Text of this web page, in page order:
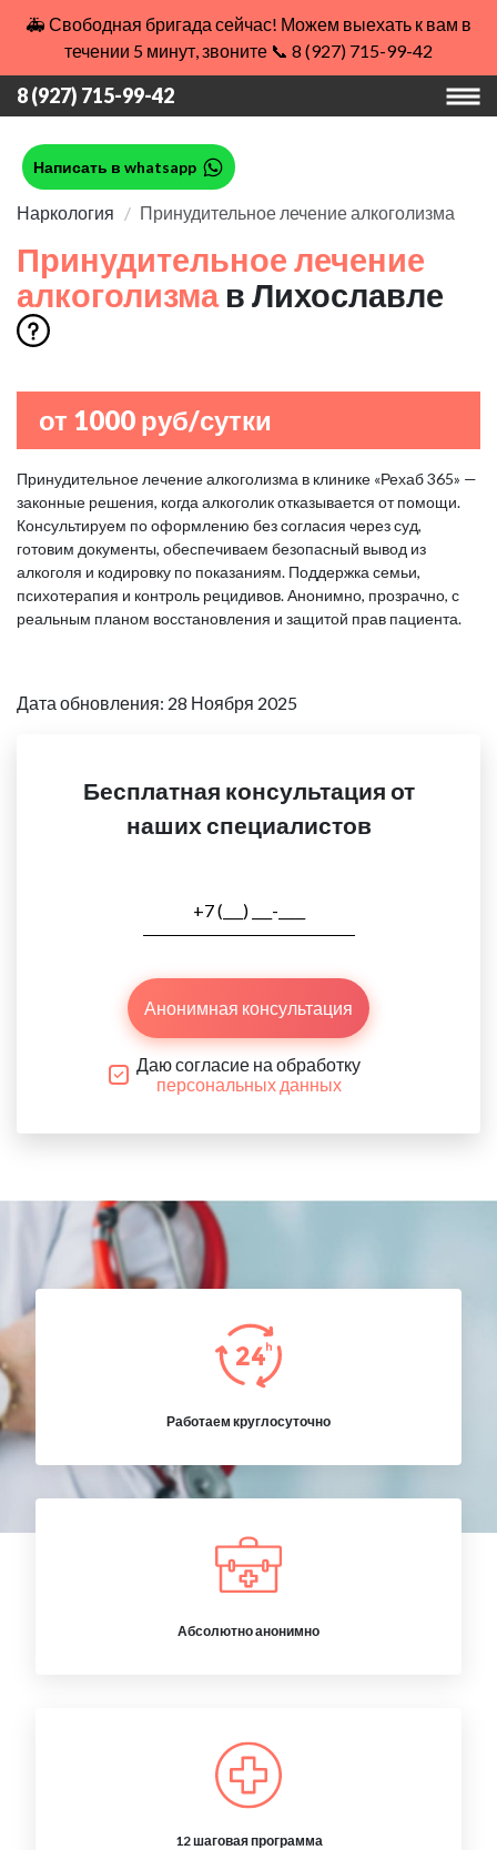
🚑 Свободная бригада сейчас! Можем выехать к вам в
течении 5 минут, звоните 📞 8 (927) 715-99-42
8 (927) 715-99-42
Написать в whatsapp
Наркология Принудительное лечение алкоголизма
Принудительное лечение
алкоголизма в Лихославле
от 1000 руб/сутки
Принудительное лечение алкоголизма в клинике «Рехаб 365» —
законные решения, когда алкоголик отказывается от помощи.
Консультируем по оформлению без согласия через суд,
готовим документы, обеспечиваем безопасный вывод из
алкоголя и кодировку по показаниям. Поддержка семьи,
психотерапия и контроль рецидивов. Анонимно, прозрачно, с
реальным планом восстановления и защитой прав пациента.
Дата обновления: 28 Ноября 2025
Бесплатная консультация от
наших специалистов
Анонимная консультация
Даю согласие на обработку
персональных данных
Работаем круглосуточно
Абсолютно анонимно
12 шаговая программа